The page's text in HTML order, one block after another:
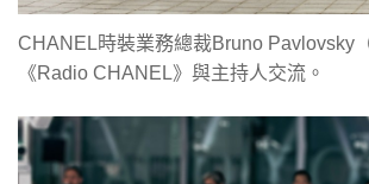
CHANEL時裝業務總裁Bruno Pavlovsky
《Radio CHANEL》與主持人交流。